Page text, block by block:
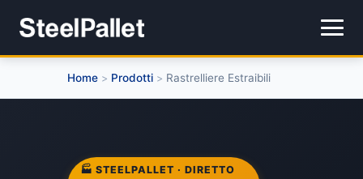
Home > Prodotti > Rastrelliere Estraibili
🏭 STEELPALLET · DIRETTO